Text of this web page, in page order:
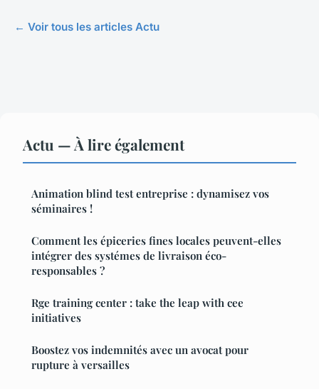
← Voir tous les articles Actu
Actu — À lire également
Animation blind test entreprise : dynamisez vos
séminaires !
Comment les épiceries fines locales peuvent-elles
intégrer des systémes de livraison éco-
responsables ?
Rge training center : take the leap with cee
initiatives
Boostez vos indemnités avec un avocat pour
rupture à versailles